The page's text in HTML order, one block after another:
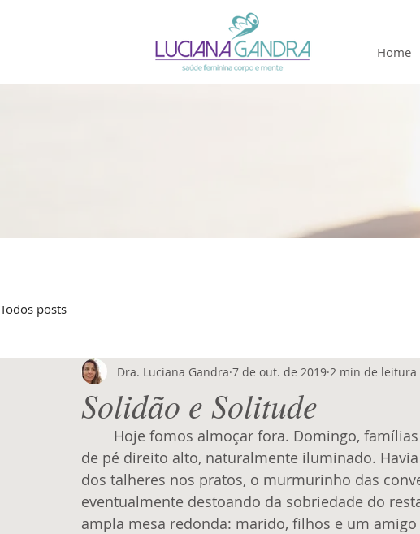
Home
Todos posts
Solidão e Solitude
Dra. Luciana Gandra 7 de out. de 2019 2 min de leitura
de pé direito alto, naturalmente iluminado.
dos talheres nos pratos, o murmurinho das
eventualmente destoando da sobriedade do
ampla mesa redonda: marido, filhos e um